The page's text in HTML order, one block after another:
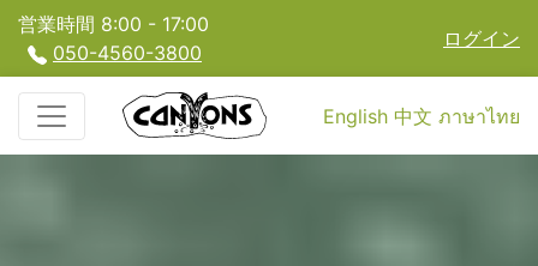
営業時間 8:00 - 17:00
050-4560-3800
ログイン
English 中文 ภาษาไทย